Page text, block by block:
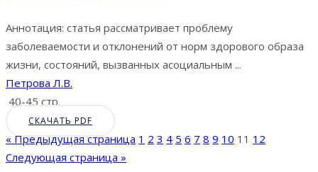
Аннотация: статья рассматривает проблему
заболеваемости и отклонений от норм здорового образа
жизни, состояний, вызванных асоциальным ...
Петрова Л.В.
40-45 стр.
СКАЧАТЬ PDF
« Предыдущая страница 1 2 3 4 5 6 7 8 9 10 11 12
Следующая страница »